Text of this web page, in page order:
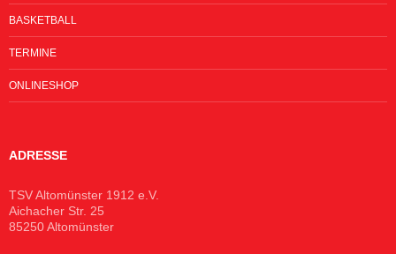
BASKETBALL
TERMINE
ONLINESHOP
ADRESSE
TSV Altomünster 1912 e.V.
Aichacher Str. 25
85250 Altomünster